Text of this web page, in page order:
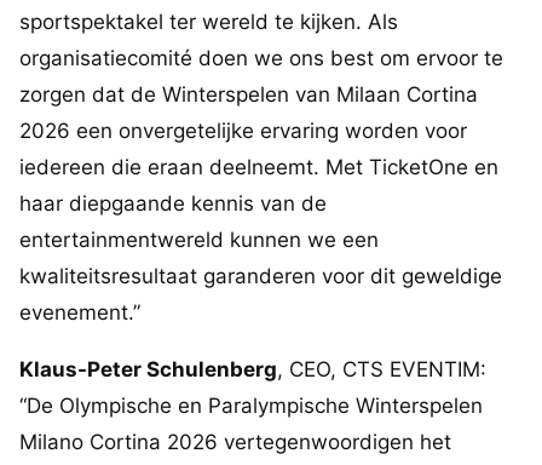
sportspektakel ter wereld te kijken. Als
organisatiecomité doen we ons best om ervoor te
zorgen dat de Winterspelen van Milaan Cortina
2026 een onvergetelijke ervaring worden voor
iedereen die eraan deelneemt. Met TicketOne en
haar diepgaande kennis van de
entertainmentwereld kunnen we een
kwaliteitsresultaat garanderen voor dit geweldige
evenement.”
Klaus-Peter Schulenberg, CEO, CTS EVENTIM:
“De Olympische en Paralympische Winterspelen
Milano Cortina 2026 vertegenwoordigen het